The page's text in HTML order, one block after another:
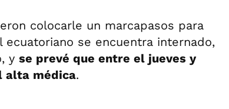
colocarle un marcapasos para
se encuentra internado,
y se prevé que entre el jueves y
alta médica.